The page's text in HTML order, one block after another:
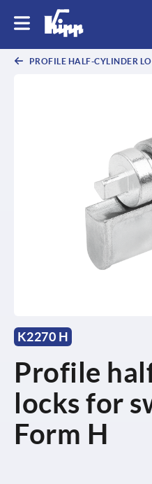
PROFILE HALF-CYLINDER
K2270 H
Profile
locks for
Form H